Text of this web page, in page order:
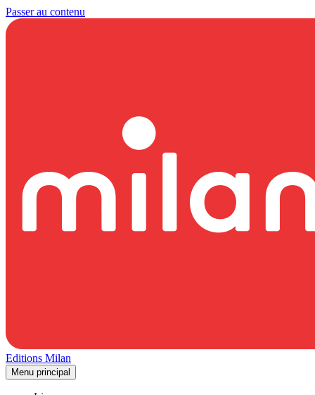
Passer au contenu
Editions Milan
Menu principal